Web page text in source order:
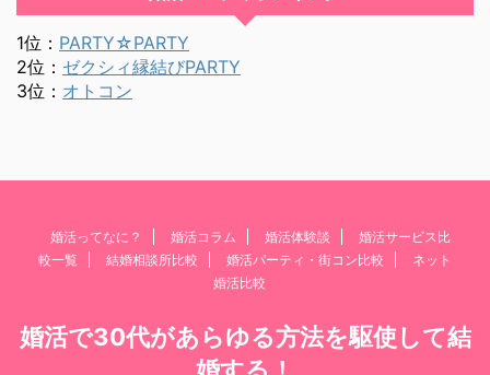
1位： PARTY☆PARTY
2位： ゼクシィ縁結びPARTY
3位： オトコン
婚活ってなに？ 婚活コラム 婚活体験談
婚活サービス比
較一覧
結婚相談所比較 婚活パーティ・街コン比較
ネット
婚活比較
婚活で30代があらゆる方法を駆使して結
婚する！